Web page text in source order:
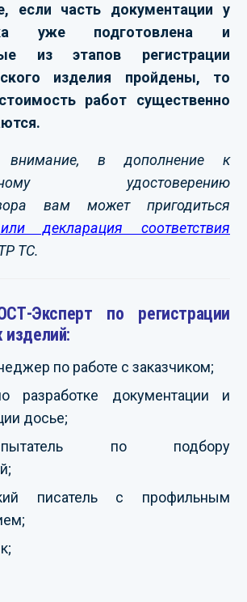
если часть документации у
уже подготовлена и
из этапов регистрации
изделия пройдены, то
работ существенно
в дополнение к
удостоверению
вам может пригодиться
декларация соответствия
ТС.
Эксперт по регистрации
изделий:
по работе с заказчиком;
разработке документации и
досье;
испытатель по подбору
писатель с профильным